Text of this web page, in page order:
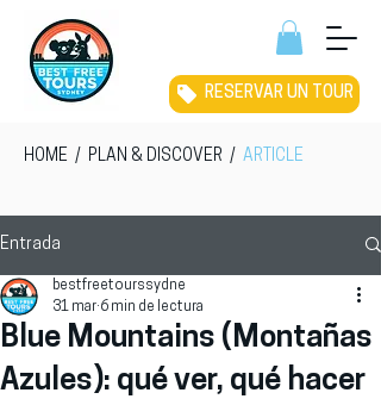
RESERVAR UN TOUR
HOME / PLAN & DISCOVER / ARTICLE
Entrada
Blue Mountains (Montañas
Azules): qué ver, qué hacer
bestfreetourssydne
31 mar 6 min de lectura